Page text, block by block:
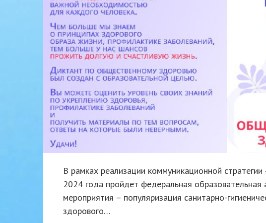
В рамках реализации коммуникационной
2024 года пройдет федеральная
мероприятия – популяризация санитарно-
здорового…